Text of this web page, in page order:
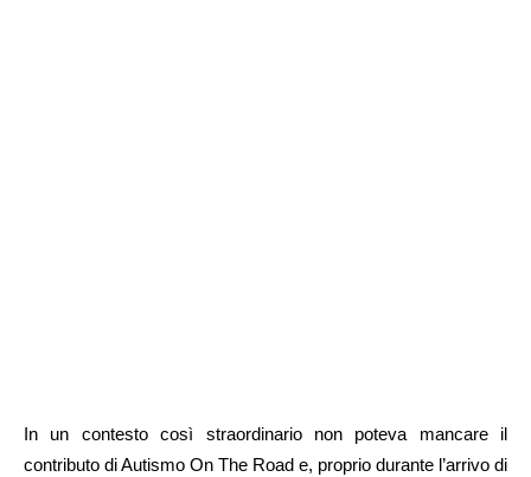
In un contesto così straordinario non poteva mancare il
contributo di Autismo On The Road e, proprio durante l’arrivo di